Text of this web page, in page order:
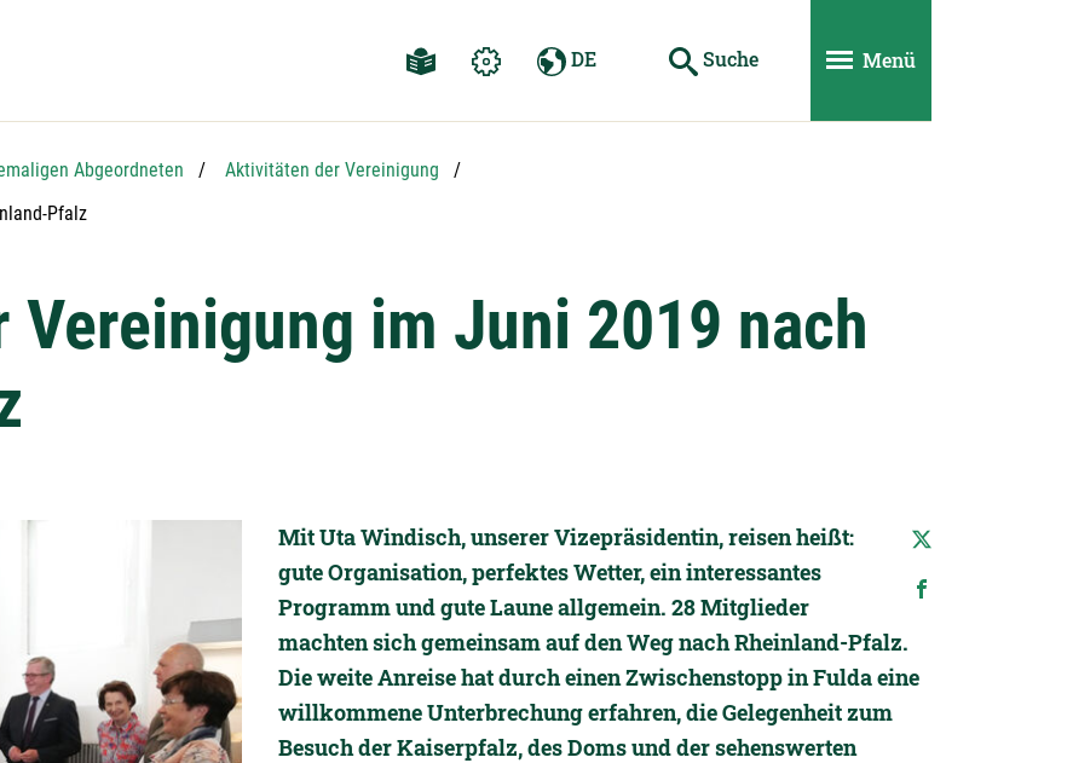
DE Suche Menü
Abgeordneten
Aktivitäten der Vereinigung
Pfalz
Vereinigung im Juni 2019 nach
Mit Uta Windisch, unserer Vizepräsidentin, reisen heißt:
gute Organisation, perfektes Wetter, ein interessantes
Programm und gute Laune allgemein. 28 Mitglieder
machten sich gemeinsam auf den Weg nach Rheinland-Pfalz.
Die weite Anreise hat durch einen Zwischenstopp in Fulda eine
willkommene Unterbrechung erfahren, die Gelegenheit zum
Besuch der Kaiserpfalz, des Doms und der sehenswerten